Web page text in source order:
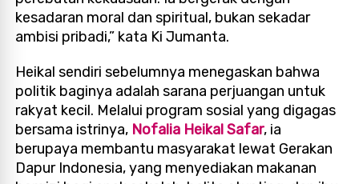
kesadaran moral dan spiritual, bukan sekadar
ambisi pribadi,” kata Ki Jumanta.
Heikal sendiri sebelumnya menegaskan bahwa
politik baginya adalah sarana perjuangan untuk
rakyat kecil. Melalui program sosial yang digagas
bersama istrinya, Nofalia Heikal Safar, ia
berupaya membantu masyarakat lewat Gerakan
Dapur Indonesia, yang menyediakan makanan